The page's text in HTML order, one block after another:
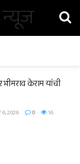
केराम यांची
6, 2026 0 16